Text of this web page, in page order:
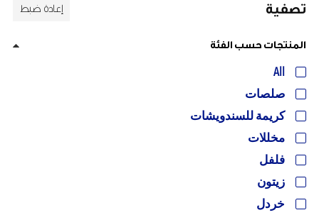
تصفية إعادة ضبط
المنتجات حسب الفئة
All
صلصات
كريمة للسندويشات
مخللات
فلفل
زيتون
خردل